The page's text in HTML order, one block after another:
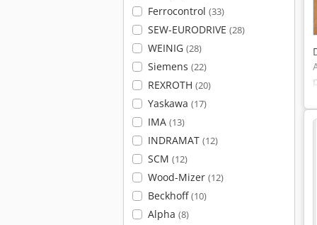
Ferrocontrol (33)
SEW-EURODRIVE (28)
WEINIG (28)
Siemens (22)
REXROTH (20)
Yaskawa (17)
IMA (13)
INDRAMAT (12)
SCM (12)
Wood-Mizer (12)
Beckhoff(10)
Alpha (8)